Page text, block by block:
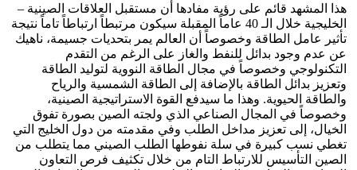
هذا المشهد قائم على رؤية مفادها أن مستقبل العلاقات الصينية –
الخليجية خلال الـ 40 عاماً المقبلة سيكون مرتبطاً ارتباطاً تاماً نتيجة
تأثير عامل الطاقة وخصوصاً أن العالم يمر بتحديات جسيمة، ناهيك
عن عدم وجود بدائل للنفط والغاز على الرغم من التقدم
التكنولوجي وخصوصاً في مجال الطاقة النووية لتوليد الطاقة
وتعزيز بدائل الطاقة بالإضافة إلى الطاقة الشمسية والرياح
والطاقة الحيوية. وهذا ما سيدفع القوة الاستراتيجية الصينية،
وخصوصاً في المجال الصناعي الذي ولجته الصين بصورة تفوق
الخيال، إلى تعزيز مداخل الطلب وفي مقدمته من دول الخليج التي
تغطي نسب كبيرة في سلة نفوطها الطلب الصيني مما يتطلب من
الصين التأسيس للارتباط التام من خلال تكثيف فرص التعاون